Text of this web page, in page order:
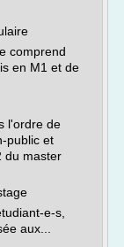
comprend
en M1 et de
l'ordre de
public et
du master
e-s,
aux...